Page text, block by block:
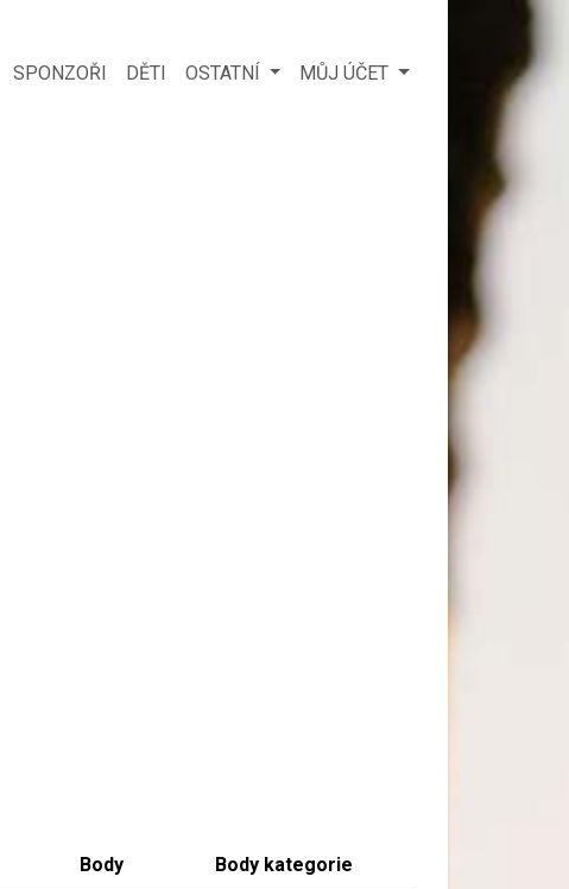
SPONZOŘI DĚTI OSTATNÍ MŮJ ÚČET
Body Body kategorie